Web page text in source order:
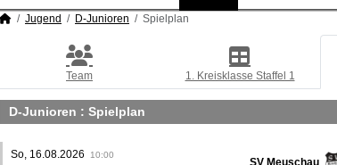
Jugend D-Junioren Spielplan
Team 1. Kreisklasse Staffel 1
D-Junioren : Spielplan
So, 16.08.2026
10:00
SV Meuschau